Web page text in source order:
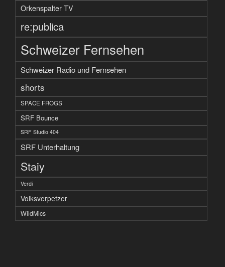
Orkenspalter TV
re:publica
Schweizer Fernsehen
Schweizer Radio und Fernsehen
shorts
SPACE FROGS
SRF Bounce
SRF Studio 404
SRF Unterhaltung
Staiy
Verdi
Volksverpetzer
WildMics